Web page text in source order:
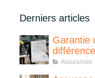
Derniers articles
Garantie
Assurances